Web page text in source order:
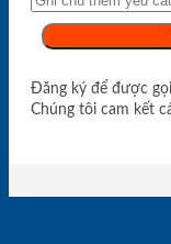
Đăng ký để được
Chúng tôi cam kết